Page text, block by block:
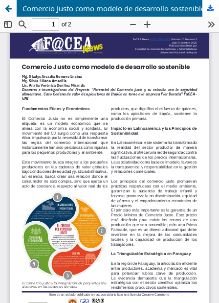
Comercio Justo como modelo de desarrollo sostenible